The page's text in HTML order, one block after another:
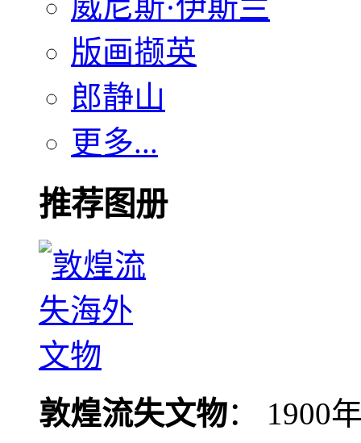
版画撷英
郎静山
更多...
推荐图册
敦煌流失文物： 1900